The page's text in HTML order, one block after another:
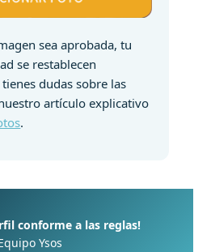
sea aprobada, tu
se restablecen
dudas sobre las
artículo explicativo
.
conforme a las reglas!
Ysos